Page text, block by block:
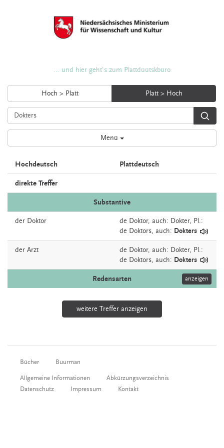
... und hier geht's zum Plattdüütskbüro
Hoch > Platt Platt > Hoch
Menü
Hochdeutsch Plattdeutsch
direkte Treffer
Substantive
der Doktor de Doktor, auch: Dokter, Pl.:
de Doktors, auch: Dokters
der Arzt de Doktor, auch: Dokter, Pl.:
de Doktors, auch: Dokters
Redensarten anzeigen
weitere Treffer anzeigen
Bücher Buurman
Allgemeine Informationen
Abkürzungsverzeichnis
Datenschutz
Impressum Kontakt